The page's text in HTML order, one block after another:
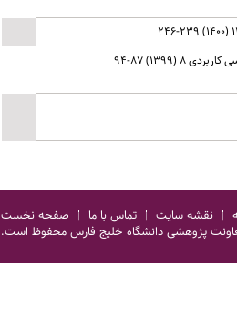
(1399) 87-94
صفحه نخست تماس با ما نقشه سایت
پژوهشی دانشگاه خلیج فارس محفوظ است.